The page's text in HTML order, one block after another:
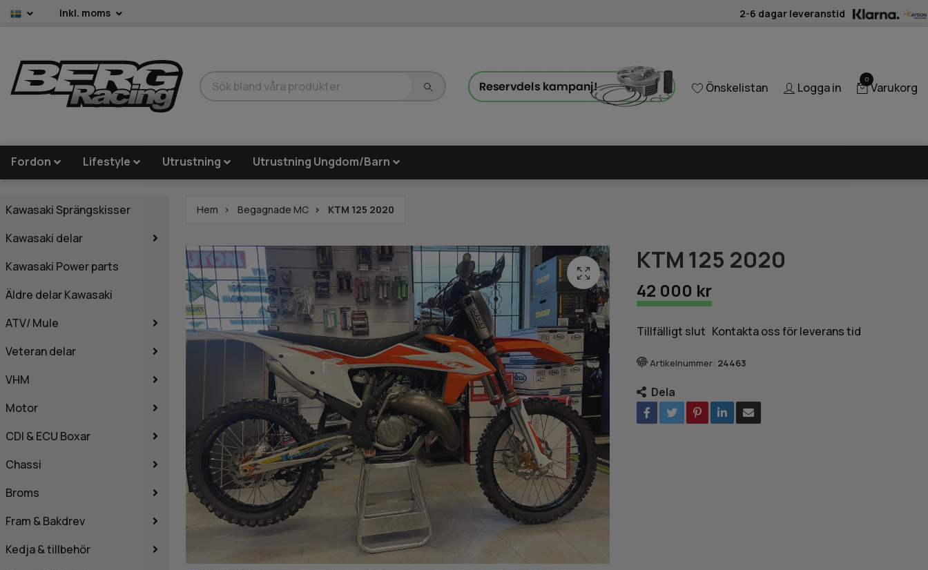
Inkl. moms 2-6 dagar leveranstid
Önskelistan Logga in
0
Varukorg
Fordon Lifestyle Utrustning Utrustning Ungdom/Barn
Kawasaki Sprängskisser
Kawasaki delar
Kawasaki Power parts
Äldre delar Kawasaki
ATV/ Mule
Veteran delar
VHM
Motor
CDI & ECU Boxar
Chassi
Broms
Fram & Bakdrev
Kedja & tillbehör
Hem Begagnade MC KTM 125 2020
KTM 125 2020
42 000 kr
Tillfälligt slut Kontakta oss för leverans tid
Artikelnummer: 24463
Dela